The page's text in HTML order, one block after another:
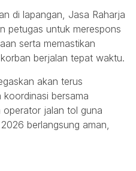
di lapangan, Jasa Raharja
petugas untuk merespons
serta memastikan
berjalan tepat waktu.
akan terus
bersama
operator jalan tol guna
berlangsung aman,